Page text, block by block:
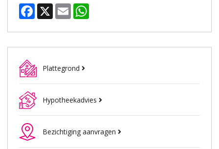
Facebook
X Email
Plattegrond
Hypotheekadvies
Bezichtiging aanvragen